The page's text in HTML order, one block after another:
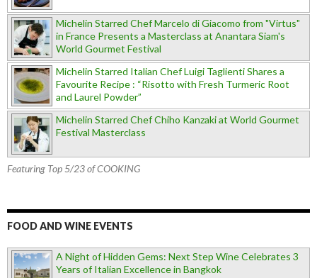
Michelin Starred Chef Marcelo di Giacomo from "Virtus"
in France Presents a Masterclass at Anantara Siam's
World Gourmet Festival
Michelin Starred Italian Chef Luigi Taglienti Shares a
Favourite Recipe : “Risotto with Fresh Turmeric Root
and Laurel Powder”
Michelin Starred Chef Chiho Kanzaki at World Gourmet
Festival Masterclass
Featuring Top 5/23 of COOKING
FOOD AND WINE EVENTS
A Night of Hidden Gems: Next Step Wine Celebrates 3
Years of Italian Excellence in Bangkok